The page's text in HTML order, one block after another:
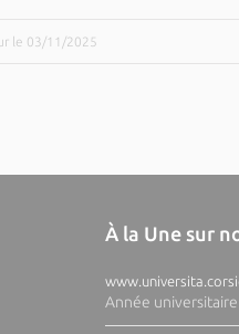
le 03/11/2025
À la Une sur
Année